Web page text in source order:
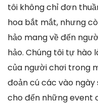
tôi không chỉ đơn
hoa bắt mắt, nhưng
hảo mang về đến
hảo. Chúng tôi tự hào
của người chơi trong
đoản cú các vào ngày
cho đến những event